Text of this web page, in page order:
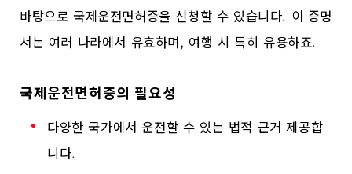
바탕으로 국제운전면허증을 신청할 수 있습니다. 이 증명
서는 여러 나라에서 유효하며, 여행 시 특히 유용하죠.
국제운전면허증의 필요성
다양한 국가에서 운전할 수 있는 법적 근거 제공합
니다.